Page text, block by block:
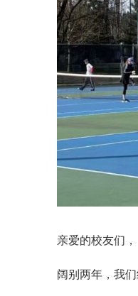
亲爱的校友们，
阔别两年，我